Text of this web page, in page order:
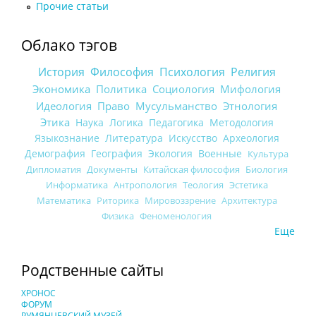
Прочие статьи
Облако тэгов
История Философия Психология Религия
Экономика Политика Социология Мифология
Идеология Право Мусульманство Этнология
Этика Наука Логика Педагогика Методология
Языкознание Литература Искусство Археология
Демография География Экология Военные Культура
Дипломатия Документы Китайская философия Биология
Информатика Антропология Теология Эстетика
Математика Риторика Мировоззрение Архитектура
Физика Феноменология
Еще
Родственные сайты
ХРОНОС
ФОРУМ